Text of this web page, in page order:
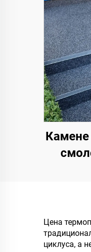
Камене
Цена
циклуса, а